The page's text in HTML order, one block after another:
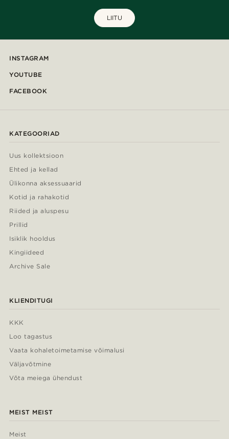
LIITU
INSTAGRAM
YOUTUBE
FACEBOOK
KATEGOORIAD
Uus kollektsioon
Ehted ja kellad
Ülikonna aksessuaarid
Kotid ja rahakotid
Riided ja aluspesu
Prillid
Isiklik hooldus
Kingiideed
Archive Sale
KLIENDITUGI
KKK
Loo tagastus
Vaata kohaletoimetamise võimalusi
Väljavõtmine
Võta meiega ühendust
MEIST MEIST
Meist